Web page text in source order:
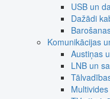
USB un
Dažādi
Komunikācijas
Austiņas
LNB un